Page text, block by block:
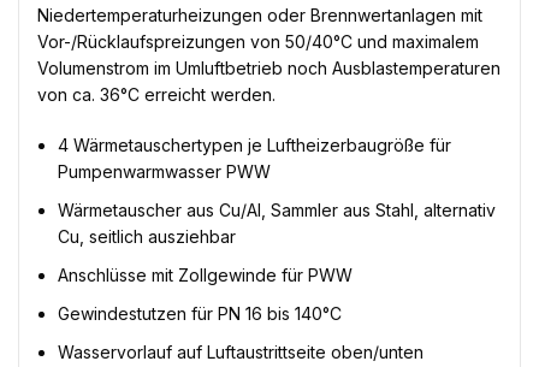
Niedertemperaturheizungen oder Brennwertanlagen mit
Vor-/Rücklaufspreizungen von 50/40°C und maximalem
Volumenstrom im Umluftbetrieb noch Ausblastemperaturen
von ca. 36°C erreicht werden.
4 Wärmetauschertypen je Luftheizerbaugröße für
Pumpenwarmwasser PWW
Wärmetauscher aus Cu/Al, Sammler aus Stahl, alternativ
Cu, seitlich ausziehbar
Anschlüsse mit Zollgewinde für PWW
Gewindestutzen für PN 16 bis 140°C
Wasservorlauf auf Luftaustrittseite oben/unten